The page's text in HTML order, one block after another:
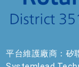
平台維護廠商：矽